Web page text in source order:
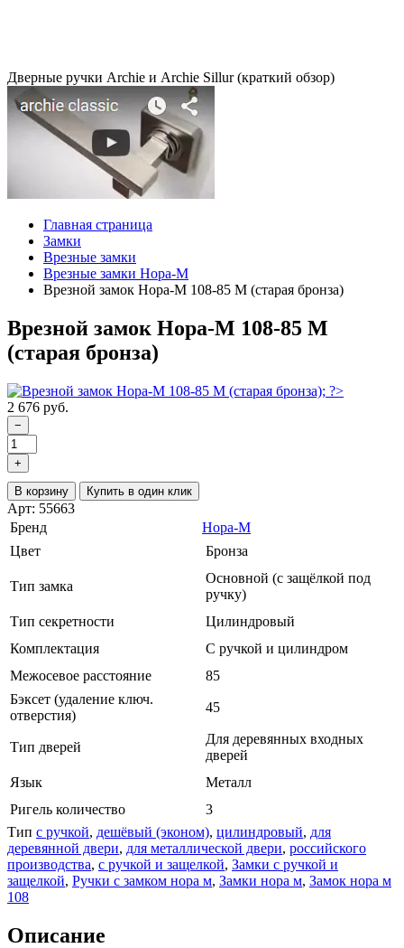
Дверные ручки Archie и Archie Sillur (краткий обзор)
Главная страница
Замки
Врезные замки
Врезные замки Нора-М
Врезной замок Нора-М 108-85 М (старая бронза)
Врезной замок Нора-М 108-85 М
(старая бронза)
2 676 руб.
−
+
В корзину Купить в один клик
Арт: 55663
Бренд
Нора-М
Цвет
Бронза
Тип замка
Основной (с защёлкой под
ручку)
Тип секретности
Цилиндровый
Комплектация
С ручкой и цилиндром
Межосевое расстояние
85
Бэксет (удаление ключ.
отверстия)
45
Тип дверей
Для деревянных входных
дверей
Язык
Металл
Ригель количество
3
Тип с ручкой, дешёвый (эконом), цилиндровый, для
деревянной двери, для металлической двери, российского
производства, с ручкой и защелкой, Замки с ручкой и
защелкой, Ручки с замком нора м, Замки нора м, Замок нора м
108
Описание